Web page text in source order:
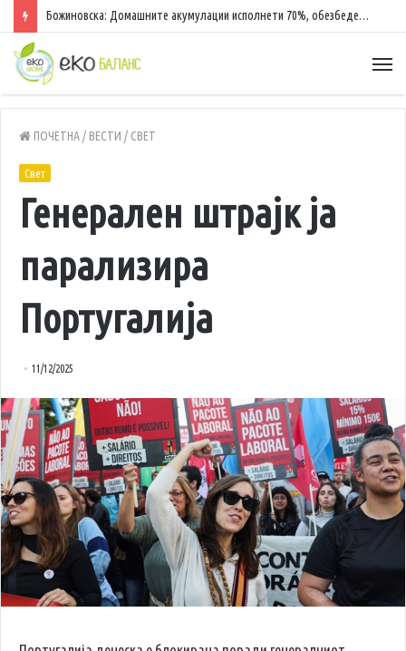
Божиновска: Домашните акумулации исполнети 70%, обезбедена стабилност на енергетскиот систем
ПОЧЕТНА/ ВЕСТИ / СВЕТ
Свет
Генерален штрајк ја
парализира
Португалија
11/12/2025